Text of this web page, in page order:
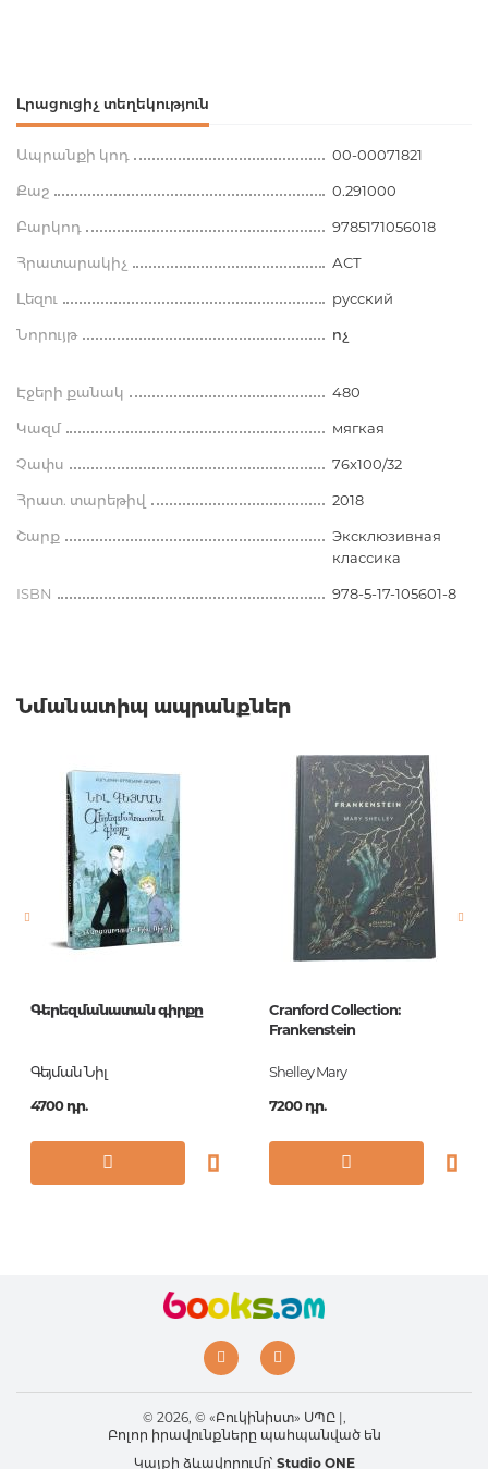
Լրացուցիչ տեղեկություն
Ապրանքի կոդ 00-00071821
Քաշ 0.291000
Բարկոդ 9785171056018
Հրատարակիչ АСТ
Լեզու русский
Նորույթ ոչ
Էջերի քանակ 480
Կազմ мягкая
Չափս 76x100/32
Հրատ. տարեթիվ 2018
Շարք
Эксклюзивная
классика
ISBN 978-5-17-105601-8
Նմանատիպ ապրանքներ
Գերեզմանատան գիրքը
Գեյման Նիլ
4700 դր.
Cranford Collection:
Frankenstein
Shelley Mary
7200 դր.
© 2026, © «Բուկինիստ» ՍՊԸ |,
Բոլոր իրավունքները պահպանված են
Կայքի ձևավորումը՝ Studio ONE